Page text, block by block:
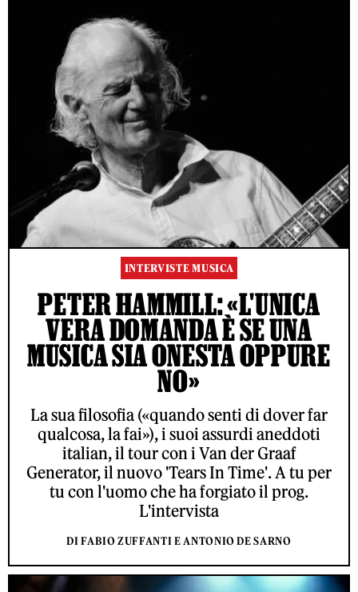
INTERVISTE MUSICA
PETER HAMMILL: «L'UNICA
VERA DOMANDA È SE UNA
MUSICA SIA ONESTA OPPURE
NO»
La sua filosofia («quando senti di dover far
qualcosa, la fai»), i suoi assurdi aneddoti
italian, il tour con i Van der Graaf
Generator, il nuovo 'Tears In Time'. A tu per
tu con l'uomo che ha forgiato il prog.
L'intervista
DI FABIO ZUFFANTI E ANTONIO DE SARNO